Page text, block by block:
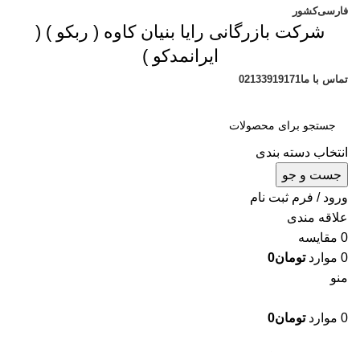
فارسیکشور
شرکت بازرگانی رایا بنیان کاوه ( ربکو ) (
ایرانمدکو )
تماس با ما02133919171
انتخاب دسته بندی
جست و جو
ورود / فرم ثبت نام
علاقه مندی
0 مقایسه
0 موارد تومان0
منو
0 موارد تومان0